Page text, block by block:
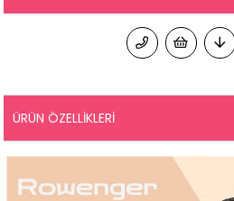
ÜRÜN ÖZELLIKLERI